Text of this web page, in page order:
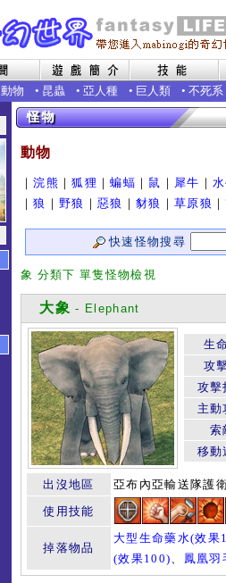
動物 • 昆蟲 • 亞人種 • 巨人類 • 不死系
動物
｜浣熊 ｜狐狸 ｜蝙蝠 ｜ 鼠 ｜ 犀牛 ｜
｜狼 ｜野狼 ｜惡狼 ｜豺狼 ｜草原狼 ｜
快速怪物搜尋
象 分類下 單隻怪物檢視
大象 - Elephant
生
攻
攻擊
主動
索
移動
出沒地區
亞布內亞輸送隊護
使用技能
掉落物品
大型生命藥水(效果
(效果100)、 鳳凰羽